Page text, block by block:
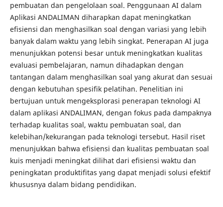
pembuatan dan pengelolaan soal. Penggunaan AI dalam
Aplikasi ANDALIMAN diharapkan dapat meningkatkan
efisiensi dan menghasilkan soal dengan variasi yang lebih
banyak dalam waktu yang lebih singkat. Penerapan AI juga
menunjukkan potensi besar untuk meningkatkan kualitas
evaluasi pembelajaran, namun dihadapkan dengan
tantangan dalam menghasilkan soal yang akurat dan sesuai
dengan kebutuhan spesifik pelatihan. Penelitian ini
bertujuan untuk mengeksplorasi penerapan teknologi AI
dalam aplikasi ANDALIMAN, dengan fokus pada dampaknya
terhadap kualitas soal, waktu pembuatan soal, dan
kelebihan/kekurangan pada teknologi tersebut. Hasil riset
menunjukkan bahwa efisiensi dan kualitas pembuatan soal
kuis menjadi meningkat dilihat dari efisiensi waktu dan
peningkatan produktifitas yang dapat menjadi solusi efektif
khususnya dalam bidang pendidikan.